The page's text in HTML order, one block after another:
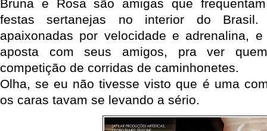
Bruna e Rosa são amigas que
festas sertanejas no interior do
apaixonadas por velocidade e adrenalina,
aposta com seus amigos, pra ver
competição de corridas de caminhonetes.
Olha, se eu não tivesse visto que é uma
os caras tavam se levando a sério.